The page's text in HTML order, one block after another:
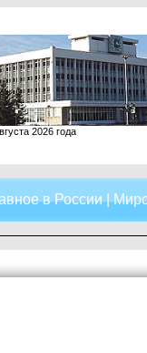
2026 года
в России|